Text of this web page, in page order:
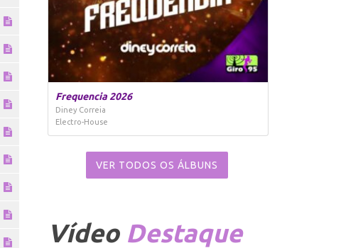
Frequencia 2026
Diney Correia
Electro-House
VER TODOS OS ÁLBUNS
Vídeo Destaque